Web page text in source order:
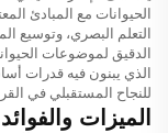
الحيوانات مع المبادئ
التعلم البصري، وتوسيع
الدقيق لموضوعات
الذي يبنون فيه قدرات
للنجاح المستقبلي في
الميزات والفوائد